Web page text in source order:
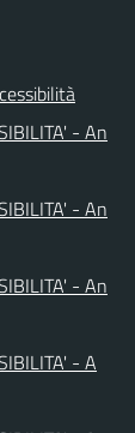
- An
- An
- An
- A